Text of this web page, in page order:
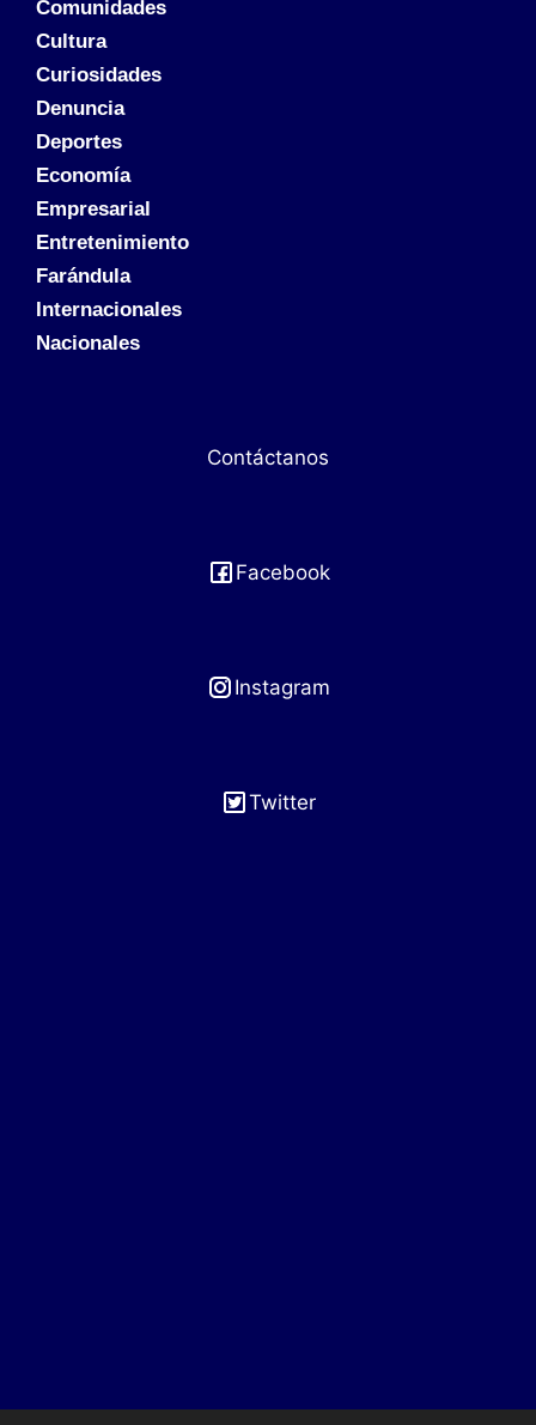
Comunidades
Cultura
Curiosidades
Denuncia
Deportes
Economía
Empresarial
Entretenimiento
Farándula
Internacionales
Nacionales
Contáctanos
Facebook
Instagram
Twitter